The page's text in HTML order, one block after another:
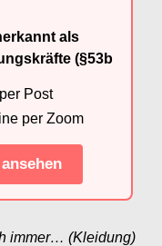
als
(§53b
Post
per Zoom
immer… (Kleidung)